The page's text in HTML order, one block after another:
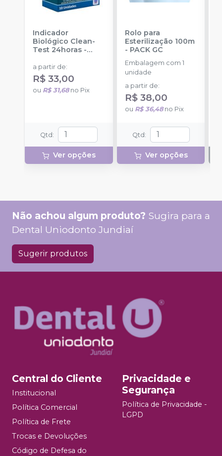
Indicador
Biológico Clean-
Test 24horas -
a partir de:
R$ 33,00
ou R$ 31,68no Pix
Qtd:
Ver opções
Rolo para
Esterilização 100m
- PACK GC
Embalagem com 1
unidade
a partir de:
R$ 38,00
ou R$ 36,48no Pix
Qtd:
Ver opções
Não achou algum produto? Sugira para a
Dental Uniodonto Jundiaí
Sugerir produtos
Central do Cliente
Institucional
Política Comercial
Política de Frete
Trocas e Devoluções
Código de Defesa do
Privacidade e
Segurança
Política de Privacidade -
LGPD